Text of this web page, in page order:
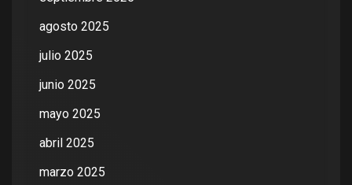
agosto 2025
julio 2025
junio 2025
mayo 2025
abril 2025
marzo 2025